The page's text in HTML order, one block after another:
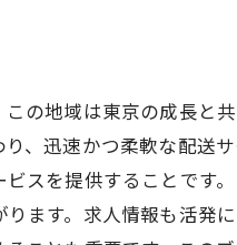
の地域は東京の成長と
、迅速かつ柔軟な配送
スを提供することです
ます。求人情報も活発